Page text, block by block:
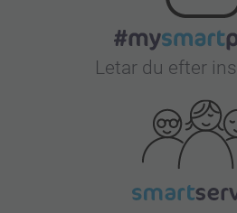
Letar du efter